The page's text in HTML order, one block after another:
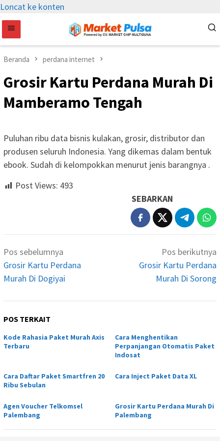
Loncat ke konten
Beranda perdana internet
Grosir Kartu Perdana Murah Di
Mamberamo Tengah
Puluhan ribu data bisnis kulakan, grosir, distributor dan
produsen seluruh Indonesia. Yang dikemas dalam bentuk
ebook. Sudah di kelompokkan menurut jenis barangnya .
Post Views: 493
SEBARKAN
Navigasi
pos
Pos sebelumnya
Grosir Kartu Perdana
Murah Di Dogiyai
Pos berikutnya
Grosir Kartu Perdana
Murah Di Sorong
POS TERKAIT
Kode Rahasia Paket Murah Axis
Terbaru
Cara Menghentikan
Perpanjangan Otomatis Paket
Indosat
Cara Daftar Paket Smartfren 20
Ribu Sebulan
Cara Inject Paket Data XL
Agen Voucher Telkomsel
Palembang
Grosir Kartu Perdana Murah Di
Palembang